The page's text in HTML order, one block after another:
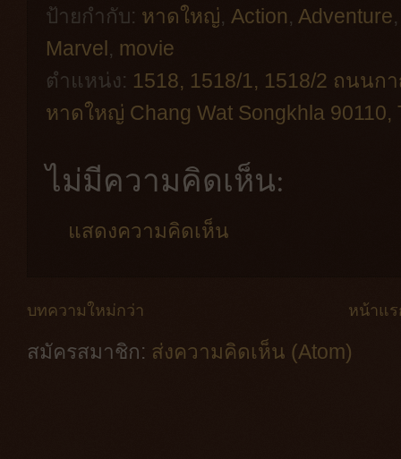
ป้ายกำกับ: หาดใหญ่, Action, Adventure
Marvel , movie
ตำแหน่ง: 1518, 1518/1, 1518/2 ถนน
หาดใหญ่ Chang Wat Songkhla 90110,
ไม่มีความคิดเห็น:
แสดงความคิดเห็น
บทความใหม่กว่า หน้าแร
สมัครสมาชิก: ส่งความคิดเห็น (Atom)